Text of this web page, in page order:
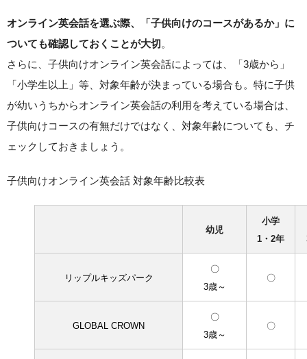
オンライン英会話を選ぶ際、「子供向けのコースがあるか」に
ついても確認しておくことが大切 。
さらに、子供向けオンライン英会話によっては、「3歳から」
「小学生以上」等、対象年齢が決まっている場合も。特に子供
が幼いうちからオンライン英会話の利用を考えている場合は、
子供向けコースの有無だけではなく、対象年齢についても、チ
ェックしておきましょう。
子供向けオンライン英会話 対象年齢比較表
幼児
小学
1・2年
リップルキッズパーク
〇
3歳～
〇
GLOBAL CROWN
〇
3歳～
〇